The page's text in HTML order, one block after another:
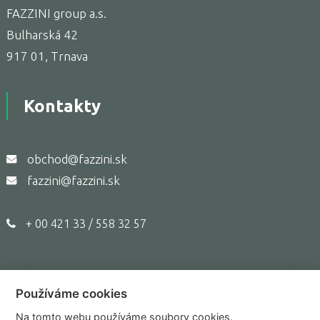
FAZZINI group a.s.
Bulharská 42
917 01, Trnava
Kontakty
obchod@fazzini.sk
fazzini@fazzini.sk
+ 00 421 33 / 558 32 57
Copyright © 2017,Fazzini.sk
Používáme cookies
Na tomto webu používáme soubory cookies.